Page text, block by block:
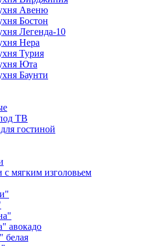
Авеню
Бостон
Легенда-10
Нера
Турия
Юта
Баунти
ТВ
гостиной
с мягким изголовьем
авокадо
белая